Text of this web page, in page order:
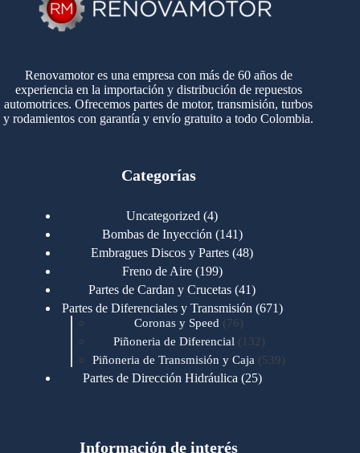
Renovamotor es una empresa con más de 60 años de
experiencia en la importación y distribución de repuestos
automotrices. Ofrecemos partes de motor, transmisión, turbos
y rodamientos con garantía y envío gratuito a todo Colombia.
Categorías
Uncategorized 44
productos
Bombas de Inyección 141141
productos
Embragues Discos y Partes 4848
Freno de Aire 199199
productos
Partes de Cardan y Crucetas 4141
productos
Partes de Diferenciales y Transmisión 671671
Coronas y Speed 7676
productos
Piñoneria de Diferencial 132 132
productos
Piñoneria de Transmisión y Caja 539539
Partes de Dirección Hidráulica 2525
Motores Cummins 723
Información de interés